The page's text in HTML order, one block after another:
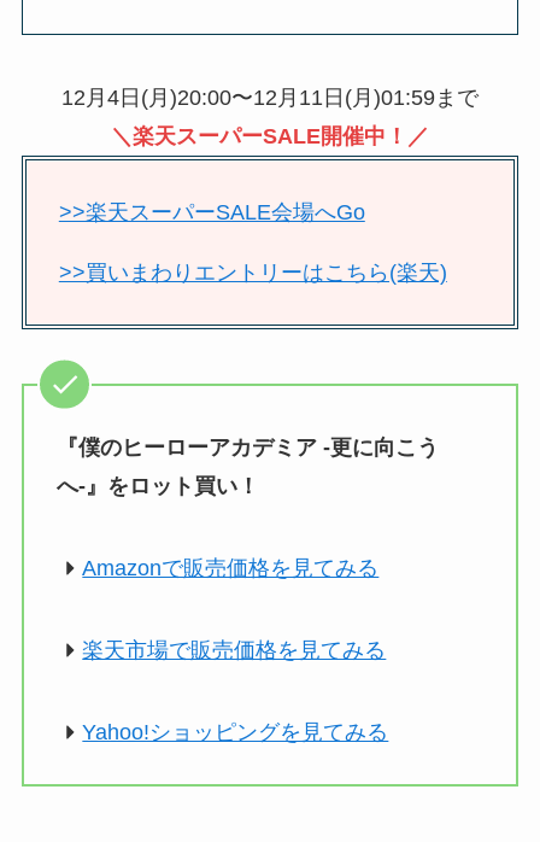
12月4日(月)20:00〜12月11日(月)01:59まで
＼楽天スーパーSALE開催中！／
>>楽天スーパーSALE会場へGo
>>買いまわりエントリーはこちら(楽天)
『僕のヒーローアカデミア -更に向こう
へ-』をロット買い！
Amazonで販売価格を見てみる
楽天市場で販売価格を見てみる
Yahoo!ショッピングを見てみる